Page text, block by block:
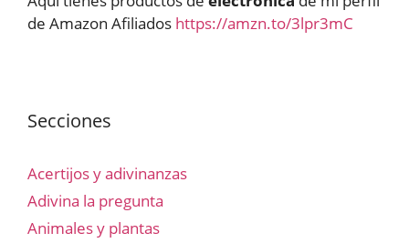
de Amazon Afiliados https://amzn.to/3lpr3mC
Secciones
Acertijos y adivinanzas
Adivina la pregunta
Animales y plantas